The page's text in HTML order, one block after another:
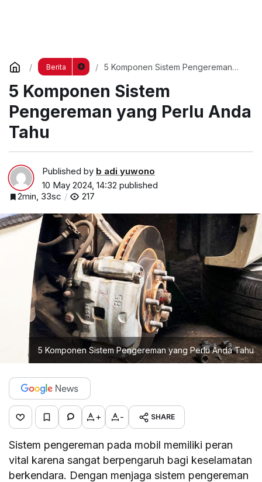
Berita
5 Komponen Sistem Pengereman
5 Komponen Sistem
Pengereman yang Perlu Anda
Tahu
Published by b adi yuwono
10 May 2024, 14:32 published
2min, 33sc
217
5 Komponen Sistem Pengereman yang Perlu Anda Tahu
+ - SHARE
Sistem pengereman pada mobil memiliki peran
vital karena sangat berpengaruh bagi keselamatan
berkendara. Dengan menjaga sistem pengereman